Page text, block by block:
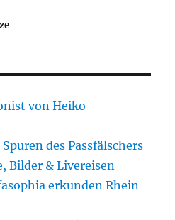
von Heiko
des Passfälschers
Bilder & Livereisen
erkunden Rhein